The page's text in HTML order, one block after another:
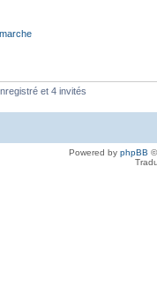
et 4 invités
Powered by phpBB